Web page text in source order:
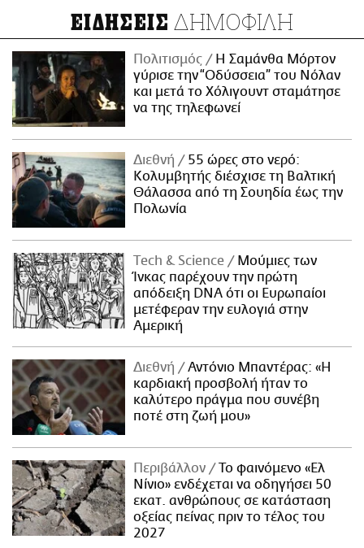
ΕΙΔΗΣΕΙΣ ΔΗΜΟΦΙΛΗ
Πολιτισμός
Η Σαμάνθα Μόρτον
γύρισε την “Οδύσσεια” του Νόλαν
και μετά το Χόλιγουντ σταμάτησε
να της τηλεφωνεί
Διεθνή
55 ώρες στο νερό:
Κολυμβητής διέσχισε τη Βαλτική
Θάλασσα από τη Σουηδία έως την
Πολωνία
Τech & Science
Μούμιες των
Ίνκας παρέχουν την πρώτη
απόδειξη DNA ότι οι Ευρωπαίοι
μετέφεραν την ευλογιά στην
Αμερική
Διεθνή
Αντόνιο Μπαντέρας: «Η
καρδιακή προσβολή ήταν το
καλύτερο πράγμα που συνέβη
ποτέ στη ζωή μου»
Περιβάλλον
Το φαινόμενο «Ελ
Νίνιο» ενδέχεται να οδηγήσει 50
εκατ. ανθρώπους σε κατάσταση
οξείας πείνας πριν το τέλος του
2027